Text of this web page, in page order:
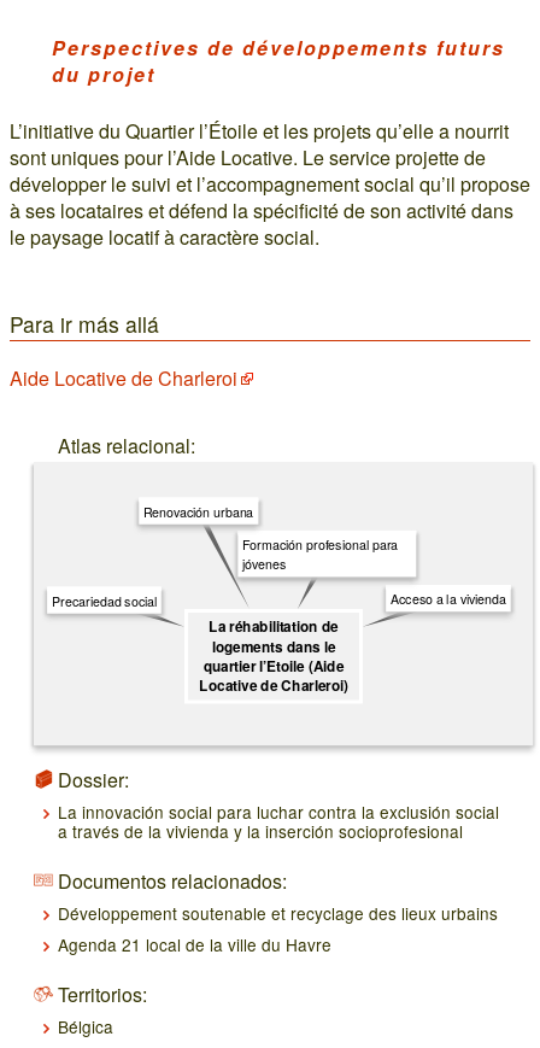
Perspectives de développements futurs
du projet
L’initiative du Quartier l’Étoile et les projets qu’elle a nourrit
sont uniques pour l’Aide Locative. Le service projette de
développer le suivi et l’accompagnement social qu’il propose
à ses locataires et défend la spécificité de son activité dans
le paysage locatif à caractère social.
Para ir más allá
Aide Locative de Charleroi
Atlas relacional:
La réhabilitation de
logements dans le
quartier l’Etoile (Aide
Locative de Charleroi)
Acceso a la vivienda
Formación profesional para
jóvenes
Renovación urbana
Precariedad social
Dossier:
La innovación social para luchar contra la exclusión social
a través de la vivienda y la inserción socioprofesional
Documentos relacionados:
Développement soutenable et recyclage des lieux urbains
Agenda 21 local de la ville du Havre
Territorios:
Bélgica